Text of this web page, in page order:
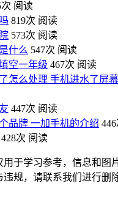
次 阅读
819次 阅读
573次 阅读
什么 547次 阅读
空一年级 467次 阅读
怎么处理 手机进水了屏
447次 阅读
品牌 一加手机的介绍
428次 阅读
用于学习参考，信息和图
规，请联系我们进行删